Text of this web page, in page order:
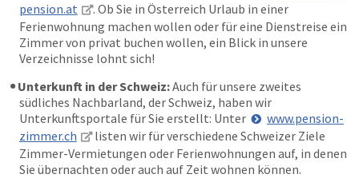
pension.at
. Ob Sie in Österreich Urlaub in einer
Ferienwohnung machen wollen oder für eine Dienstreise ein
Zimmer von privat buchen wollen, ein Blick in unsere
Verzeichnisse lohnt sich!
Unterkunft in der Schweiz:Auch für unsere zweites
südliches Nachbarland, der Schweiz, haben wir
Unterkunftsportale für Sie erstellt: Unter
www.pension-
zimmer.ch
listen wir für verschiedene Schweizer Ziele
Zimmer-Vermietungen oder Ferienwohnungen auf, in denen
Sie übernachten oder auch auf Zeit wohnen können.